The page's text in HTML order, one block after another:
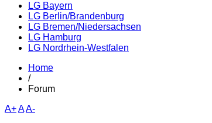
LG Bayern
LG Berlin/Brandenburg
LG Bremen/Niedersachsen
LG Hamburg
LG Nordrhein-Westfalen
Home
/
Forum
A+AA-